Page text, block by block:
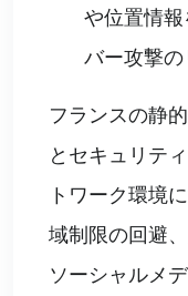
や位置情
バー攻撃の
フランスの静
とセキュリテ
トワーク環境
域制限の回避
ソーシャルメ